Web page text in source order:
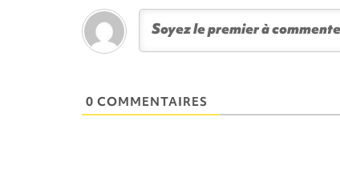
0 COMMENTAIRES